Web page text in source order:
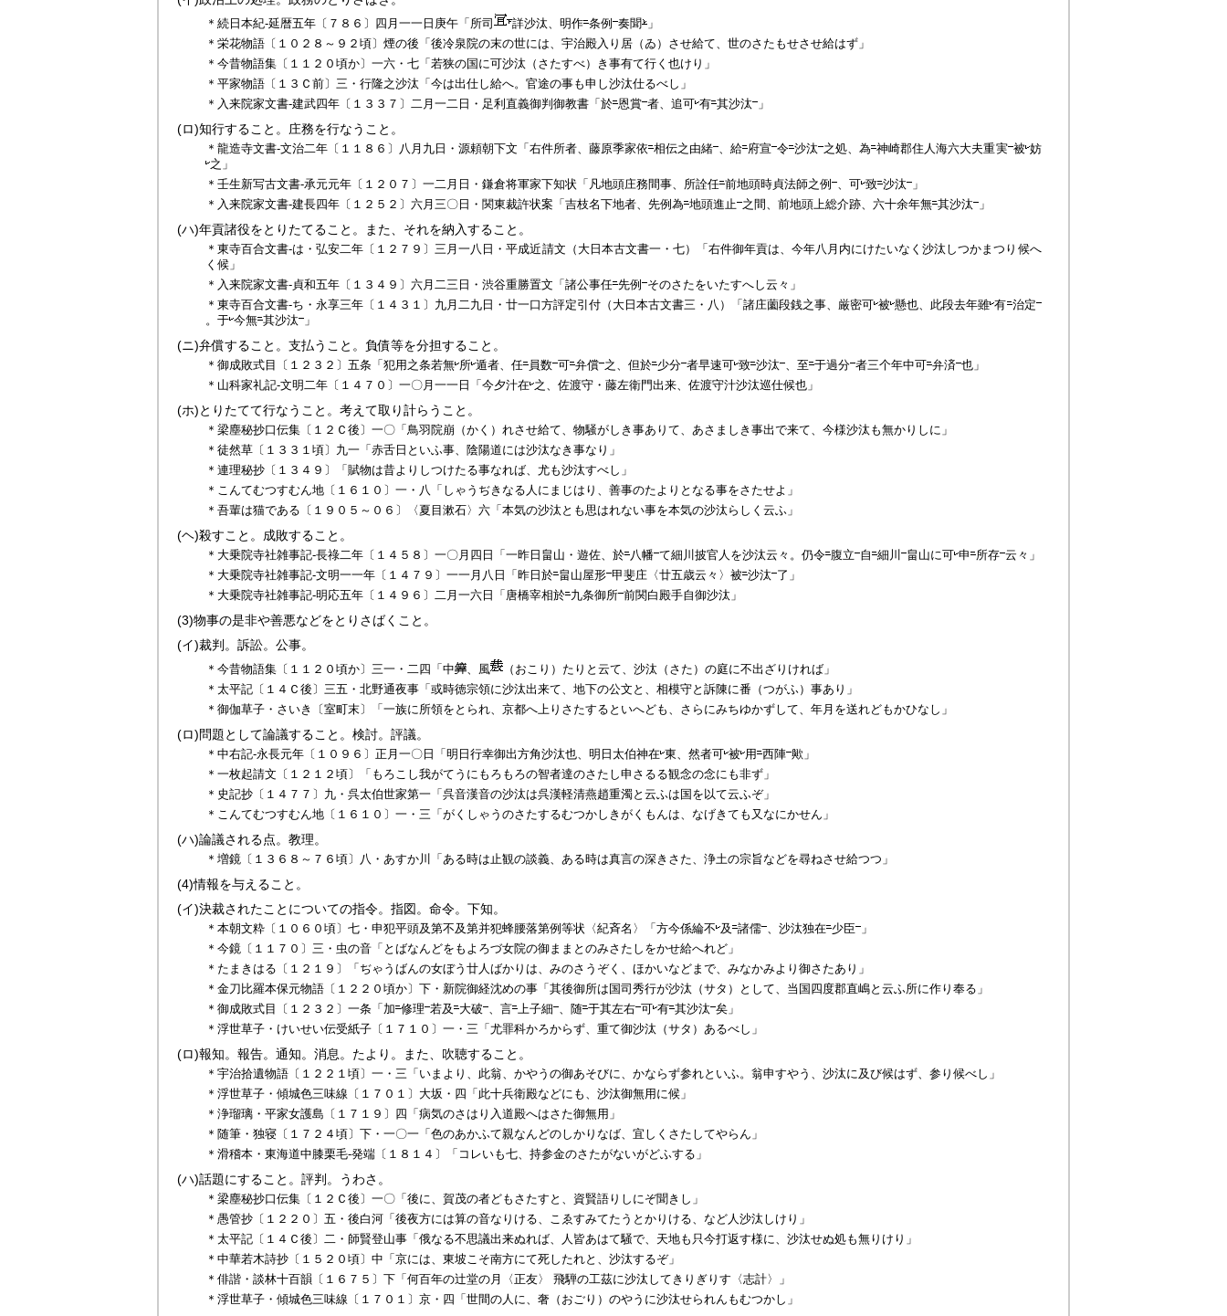
＊続日本紀‐延暦五年〔７８６〕四月一一日庚午「所司 詳沙汰、明作 条例 奏聞 」
＊栄花物語〔１０２８～９２頃〕煙の後「後冷泉院の末の世には、宇治殿入り居（ゐ）させ給て、世のさたもせさせ給はず」
＊今昔物語集〔１１２０頃か〕一六・七「若狭の国に可 沙汰 （さたすべ）き事有て行く也けり」
＊平家物語〔１３Ｃ前〕三・行隆之沙汰 「今は出仕し給へ。官途の事も申し沙汰仕るべし」
＊入来院家文書‐建武四年〔１３３７〕二月一二日・足利直義御判御教書「於 恩賞 者、追可 有 其沙汰 」
(ロ)知行すること。庄務を行なうこと。
＊龍造寺文書‐文治二年〔１１８６〕八月九日・源頼朝下文「右件所者、藤原季家依 相伝之由緒 、給 府宣 令 沙汰 之処、為 神崎郡住人海六大夫重実 被 妨
之」
＊壬生新写古文書‐承元元年〔１２０７〕一二月日・鎌倉将軍家下知状「凡地頭庄務間事、所詮任 前地頭時貞法師之例 、可 致 沙汰 」
＊入来院家文書‐建長四年〔１２５２〕六月三〇日・関東裁許状案「吉枝名下地者、先例為 地頭進止 之間、前地頭上総介跡、六十余年無 其沙汰 」
(ハ)年貢諸役をとりたてること。また、それを納入すること。
＊東寺百合文書‐は・弘安二年〔１２７９〕三月一八日・平成近請文（大日本古文書一・七）「右件御年貢は、今年八月内にけたいなく沙汰 しつかまつり候へ
く候」
＊入来院家文書‐貞和五年〔１３４９〕六月二三日・渋谷重勝置文「諸公事任 先例
そのさたをいたすへし云々」
＊東寺百合文書‐ち・永享三年〔１４３１〕九月二九日・廿一口方評定引付（大日本古文書三・八）「諸庄薗段銭之事、厳密可 被 懸也、此段去年雖 有 治定
。于 今無 其沙汰 」
(ニ)弁償すること。支払うこと。負債等を分担すること。
＊御成敗式目〔１２３２〕五条「犯用之条若無 所 遁者、任 員数 可 弁償 之、但於 少分 者早速可 致 沙汰 、至 于過分 者三个年中可 弁済 也」
＊山科家礼記‐文明二年〔１４７０〕一〇月一一日「今夕汁在 之、佐渡守・藤左衛門出来、佐渡守汁沙汰巡仕候也」
(ホ)とりたてて行なうこと。考えて取り計らうこと。
＊梁塵秘抄口伝集〔１２Ｃ後〕一〇「鳥羽院崩（かく）れさせ給て、物騒がしき事ありて、あさましき事出で来て、今様沙汰 も無かりしに」
＊徒然草〔１３３１頃〕九一「赤舌日といふ事、陰陽道には沙汰なき事なり」
＊連理秘抄〔１３４９〕「賦物は昔よりしつけたる事なれば、尤も沙汰すべし」
＊こんてむつすむん地〔１６１０〕一・八「しゃうぢきなる人にまじはり、善事のたよりとなる事をさたせよ」
＊吾輩は猫である〔１９０５～０６〕〈夏目漱石〉六「本気の沙汰 とも思はれない事を本気の沙汰 らしく云ふ」
(ヘ)殺すこと。成敗すること。
＊大乗院寺社雑事記‐長祿二年〔１４５８〕一〇月四日「一昨日畠山・遊佐、於 八幡 て細川披官人を沙汰云々。仍令 腹立 自 細川 畠山に可 申 所存 云々」
＊大乗院寺社雑事記‐文明一一年〔１４７９〕一一月八日「昨日於 畠山屋形 甲斐庄〈廿五歳云々〉被 沙汰 了」
＊大乗院寺社雑事記‐明応五年〔１４９６〕二月一六日「唐橋宰相於 九条御所 前関白殿手自御沙汰 」
(3)物事の是非や善悪などをとりさばくこと。
(イ)裁判。訴訟。公事。
＊今昔物語集〔１１２０頃か〕三一・二四「中 、風 （おこり）たりと云て、 沙汰 （さた）の庭に不出ざりければ」
＊太平記〔１４Ｃ後〕三五・北野通夜事「或時徳宗領に沙汰出来て、地下の公文と、相模守と訴陳に番（つがふ）事あり」
＊御伽草子・さいき〔室町末〕「一族に所領をとられ、京都へ上りさたするといへども、さらにみちゆかずして、年月を送れどもかひなし」
(ロ)問題として論議すること。検討。評議。
＊中右記‐永長元年〔１０９６〕正月一〇日「明日行幸御出方角沙汰也、明日太伯神在 東、然者可 被 用 西陣 歟」
＊一枚起請文〔１２１２頃〕「もろこし我がてうにもろもろの智者達のさたし申さるる観念の念にも非ず」
＊史記抄〔１４７７〕九・呉太伯世家第一「呉音漢音の沙汰は呉漢軽清燕趙重濁と云ふは国を以て云ふぞ」
＊こんてむつすむん地〔１６１０〕一・三「がくしゃうのさたするむつかしきがくもんは、なげきても又なにかせん」
(ハ)論議される点。教理。
＊増鏡〔１３６８～７６頃〕八・あすか川「ある時は止観の談義、ある時は真言の深きさた、浄土の宗旨などを尋ねさせ給つつ」
(4)情報を与えること。
(イ)決裁されたことについての指令。指図。命令。下知。
＊本朝文粋〔１０６０頃〕七・申犯平頭及第不及第并犯蜂腰落第例等状〈紀斉名〉「方今係綸不 及 諸儒 、 沙汰独在 少臣 」
＊今鏡〔１１７０〕三・虫の音「とばなんどをもよろづ女院の御ままとのみさたしをかせ給へれど」
＊たまきはる〔１２１９〕「ぢゃうばんの女ぼう廿人ばかりは、みのさうぞく、ほかいなどまで、みなかみより御さたあり」
＊金刀比羅本保元物語〔１２２０頃か〕下・新院御経沈めの事「其後御所は国司秀行が沙汰 （サタ）として、当国四度郡直嶋と云ふ所に作り奉る」
＊御成敗式目〔１２３２〕一条「加 修理 若及 大破 、言 上子細 、随 于其左右 可 有 其沙汰 矣」
＊浮世草子・けいせい伝受紙子〔１７１０〕一・三「尤罪科かろからず、重て御沙汰 （サタ）あるべし」
(ロ)報知。報告。通知。消息。たより。また、吹聴すること。
＊宇治拾遺物語〔１２２１頃〕一・三「いまより、此翁、かやうの御あそびに、かならず参れといふ。翁申すやう、 沙汰に及び候はず、参り候べし」
＊浮世草子・傾城色三味線〔１７０１〕大坂・四「此十兵衛殿などにも、 沙汰御無用に候」
＊浄瑠璃・平家女護島〔１７１９〕四「病気のさはり入道殿へはさた御無用」
＊随筆・独寝〔１７２４頃〕下・一〇一「色のあかふて親なんどのしかりなば、宜しくさたしてやらん」
＊滑稽本・東海道中膝栗毛‐発端〔１８１４〕「コレいも七、持参金のさたがないがどふする」
(ハ)話題にすること。評判。うわさ。
＊梁塵秘抄口伝集〔１２Ｃ後〕一〇「後に、賀茂の者どもさたすと、資賢語りしにぞ聞きし」
＊愚管抄〔１２２０〕五・後白河「後夜方には算の音なりける、こゑすみてたうとかりける、など人沙汰 しけり」
＊太平記〔１４Ｃ後〕二・師賢登山事「俄なる不思議出来ぬれば、人皆あはて騒で、天地も只今打返す様に、 沙汰せぬ処も無りけり」
＊中華若木詩抄〔１５２０頃〕中「京には、東坡こそ南方にて死したれと、 沙汰するぞ」
＊俳諧・談林十百韻〔１６７５〕下「何百年の辻堂の月〈正友〉 飛騨の工茲に沙汰 してきりぎりす〈志計〉」
＊浮世草子・傾城色三味線〔１７０１〕京・四「世間の人に、奢（おごり）のやうに沙汰せられんもむつかし」